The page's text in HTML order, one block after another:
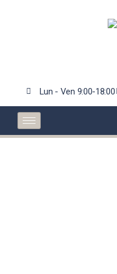
Lun - Ven 9:00-18:00